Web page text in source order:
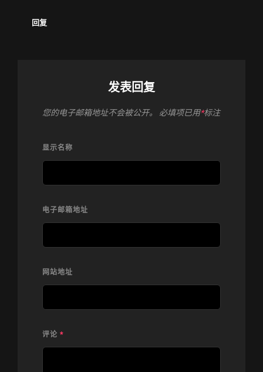
回复
发表回复
您的电子邮箱地址不会被公开。 必填项已用*标注
显示名称
电子邮箱地址
网站地址
评论 *